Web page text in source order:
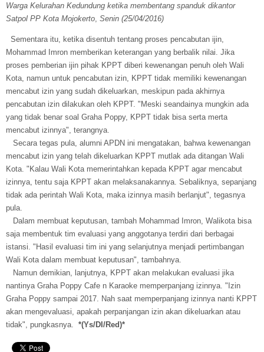
Warga Kelurahan Kedundung ketika membentang spanduk dikantor
Satpol PP Kota Mojokerto Senin (25/04/2016)
Sementara itu, ketika disentuh tentang proses pencabutan ijin,
Mohammad Imron memberikan keterangan yang berbalik nilai. Jika
proses pemberian ijin pihak KPPT diberi kewenangan penuh oleh Wali
Kota, namun untuk pencabutan izin, KPPT tidak memiliki kewenangan
mencabut izin yang sudah dikeluarkan, meskipun pada akhirnya
pencabutan izin dilakukan oleh KPPT. "Meski seandainya mungkin ada
yang tidak benar soal Graha Poppy, KPPT tidak bisa serta merta
mencabut izinnya", terangnya.
Secara tegas pula, alumni APDN ini mengatakan, bahwa kewenangan
mencabut izin yang telah dikeluarkan KPPT mutlak ada ditangan Wali
Kota. "Kalau Wali Kota memerintahkan kepada KPPT agar mencabut
izinnya, tentu saja KPPT akan melaksanakannya. Sebaliknya, sepanjang
tidak ada perintah Wali Kota, maka izinnya masih berlanjut", tegasnya
pula.
Dalam membuat keputusan, tambah Mohammad Imron, Walikota bisa
saja membentuk tim evaluasi yang anggotanya terdiri dari berbagai
istansi. "Hasil evaluasi tim ini yang selanjutnya menjadi pertimbangan
Wali Kota dalam membuat keputusan", tambahnya.
Namun demikian, lanjutnya, KPPT akan melakukan evaluasi jika
nantinya Graha Poppy Cafe n Karaoke memperpanjang izinnya. "Izin
Graha Poppy sampai 2017. Nah saat memperpanjang izinnya nanti KPPT
akan mengevaluasi, apakah perpanjangan izin akan dikeluarkan atau
tidak", pungkasnya. *(Ys/DI/Red)*